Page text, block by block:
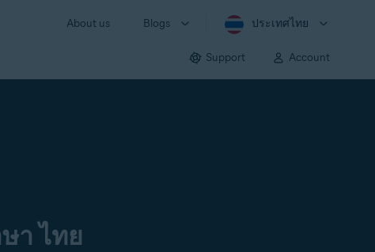
About us Blogs ประเทศไทย
Support Account
า ไทย